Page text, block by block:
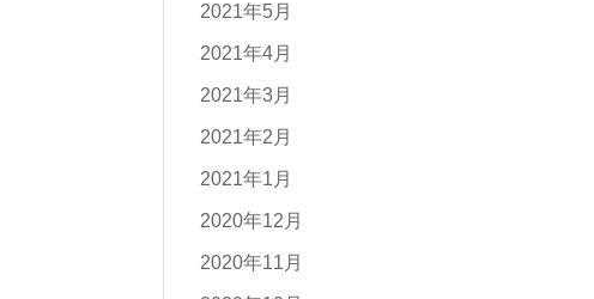
2021年5月
2021年4月
2021年3月
2021年2月
2021年1月
2020年12月
2020年11月